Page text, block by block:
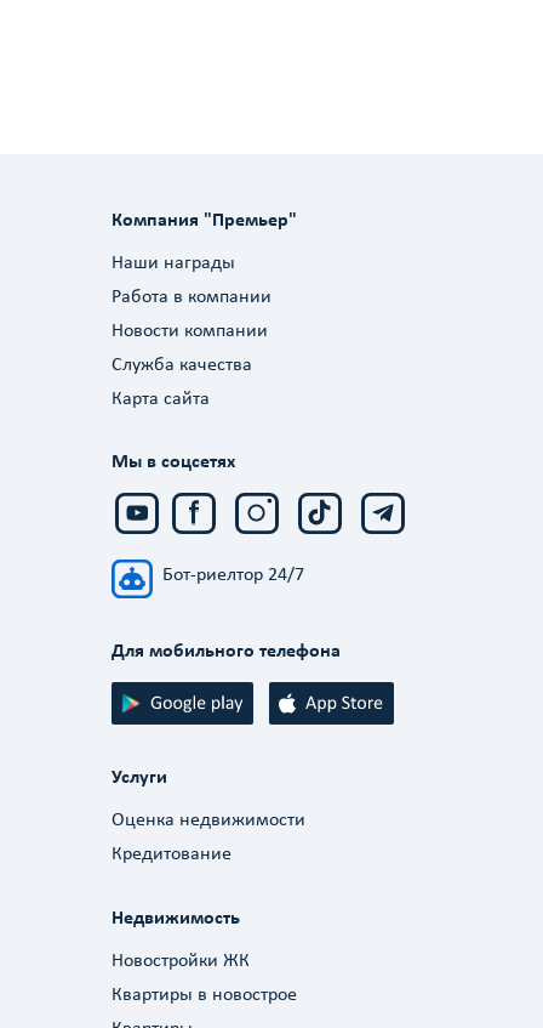
Компания "Премьер"
Наши награды
Работа в компании
Новости компании
Служба качества
Карта сайта
Мы в соцсетях
Бот-риелтор 24/7
Для мобильного телефона
Услуги
Оценка недвижимости
Кредитование
Недвижимость
Новостройки ЖК
Квартиры в новострое